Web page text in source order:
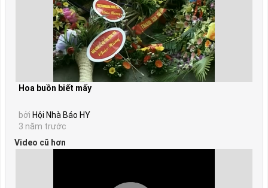
Hoa buồn biết mấy
bởi Hội Nhà Báo HY
3 năm trước
Video cũ hơn